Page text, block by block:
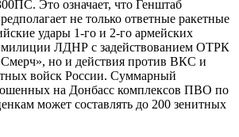
Это означает, что Генштаб
не только ответные ракетные
удары 1-го и 2-го армейских
милиции ЛДНР с задействованием ОТРК
но и действия против ВКС и
войск России. Суммарный
на Донбасс комплексов ПВО по
может составлять до 200 зенитных